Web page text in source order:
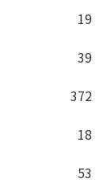
19
39
372
18
53